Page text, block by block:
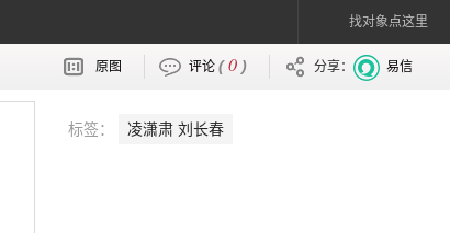
找对象点这里
原图 评论 (0 ) 分享： 易信
标签： 凌潇肃 刘长春